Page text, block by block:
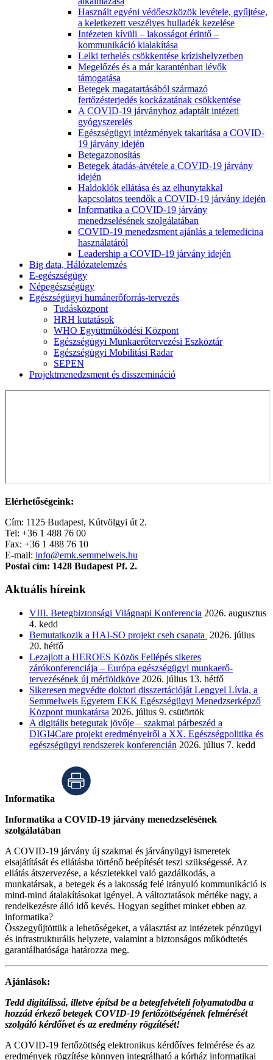
Használt egyéni védőeszközök levétele, gyűjtése,
a keletkezett veszélyes hulladék kezelése
Intézeten kívüli – lakosságot érintő –
kommunikáció kialakítása
Lelki terhelés csökkentése krízishelyzetben
Megelőzés és a már karanténban lévők
támogatása
Betegek magatartásából származó
fertőzésterjedés kockázatának csökkentése
A COVID-19 járványhoz adaptált intézeti
gyógyszerelés
Egészségügyi intézmények takarítása a COVID-
19 járvány idején
Betegazonosítás
Betegek átadás-átvétele a COVID-19 járvány
idején
Haldoklók ellátása és az elhunytakkal
kapcsolatos teendők a COVID-19 járvány idején
Informatika a COVID-19 járvány
menedzselésének szolgálatában
COVID-19 menedzsment ajánlás a telemedicina
használatáról
Leadership a COVID-19 járvány idején
Big data, Hálózatelemzés
E-egészségügy
Népegészségügy
Egészségügyi humánerőforrás-tervezés
Tudásközpont
HRH kutatások
WHO Együttműködési Központ
Egészségügyi Munkaerőtervezési Eszköztár
Egészségügyi Mobilitási Radar
SEPEN
Projektmenedzsment és disszemináció
Elérhetőségeink:
Cím: 1125 Budapest, Kútvölgyi út 2.
Tel: +36 1 488 76 00
Fax: +36 1 488 76 10
E-mail: info@emk.semmelweis.hu
Postai cím: 1428 Budapest Pf. 2.
Aktuális híreink
VIII. Betegbiztonsági Világnapi Konferencia 2026. augusztus
4. kedd
Bemutatkozik a HAI-SO projekt cseh csapata 2026. július
20. hétfő
Lezajlott a HEROES Közös Fellépés sikeres
zárókonferenciája – Európa egészségügyi munkaerő-
tervezésének új mérföldköve 2026. július 13. hétfő
Sikeresen megvédte doktori disszertációját Lengyel Lívia, a
Semmelweis Egyetem EKK Egészségügyi Menedzserképző
Központ munkatársa 2026. július 9. csütörtök
A digitális betegutak jövője – szakmai párbeszéd a
DIGI4Care projekt eredményeiről a XX. Egészségpolitika és
egészségügyi rendszerek konferencián 2026. július 7. kedd
Informatika
Informatika a COVID-19 járvány menedzselésének
szolgálatában
A COVID-19 járvány új szakmai és járványügyi ismeretek
elsajátítását és ellátásba történő beépítését teszi szükségessé. Az
ellátás átszervezése, a készletekkel való gazdálkodás, a
munkatársak, a betegek és a lakosság felé irányuló kommunikáció is
mind-mind átalakításokat igényel. A változtatások mértéke nagy, a
rendelkezésre álló idő kevés. Hogyan segíthet minket ebben az
informatika?
Összegyűjtöttük a lehetőségeket, a választást az intézetek pénzügyi
és infrastrukturális helyzete, valamint a biztonságos működtetés
garantálhatósága határozza meg.
Ajánlások:
Tedd digitálissá, illetve építsd be a betegfelvételi folyamatodba a
hozzád érkező betegek COVID-19 fertőzöttségének felmérését
szolgáló kérdőívet és az eredmény rögzítését!
A COVID-19 fertőzöttség elektronikus kérdőíves felmérése és az
eredmények rögzítése könnyen integrálható a kórház informatikai